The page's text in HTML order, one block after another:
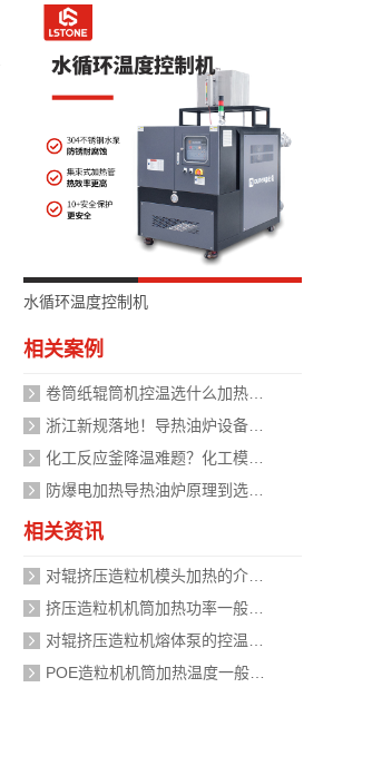
水循环温度控制机
相关案例
相关资讯